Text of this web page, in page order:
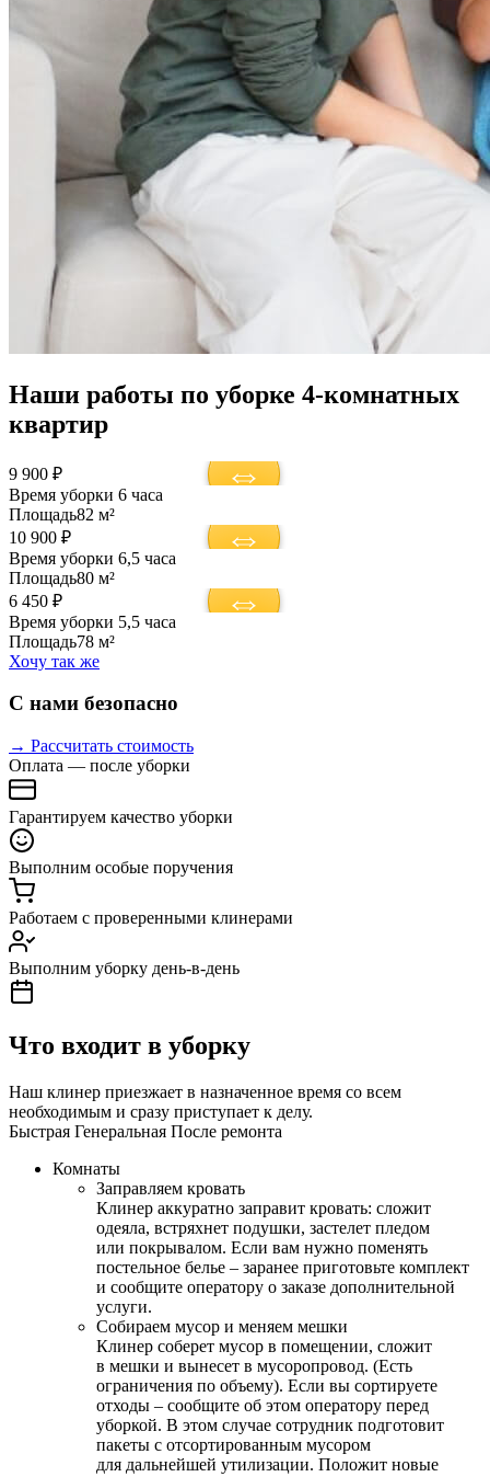
Наши работы по уборке 4-комнатных
квартир
9 900 ₽
Время уборки 6 часа
Площадь82 м²
10 900 ₽
Время уборки 6,5 часа
Площадь80 м²
6 450 ₽
Время уборки 5,5 часа
Площадь78 м²
Хочу так же
С нами безопасно
→ Рассчитать стоимость
Оплата — после уборки
Гарантируем качество уборки
Выполним особые поручения
Работаем с проверенными клинерами
Выполним уборку день-в-день
Что входит в уборку
Наш клинер приезжает в назначенное время со всем
необходимым и сразу приступает к делу.
Быстрая Генеральная После ремонта
Комнаты
Заправляем кровать
Клинер аккуратно заправит кровать: сложит
одеяла, встряхнет подушки, застелет пледом
или покрывалом. Если вам нужно поменять
постельное белье – заранее приготовьте комплект
и сообщите оператору о заказе дополнительной
услуги.
Собираем мусор и меняем мешки
Клинер соберет мусор в помещении, сложит
в мешки и вынесет в мусоропровод. (Есть
ограничения по объему). Если вы сортируете
отходы – сообщите об этом оператору перед
уборкой. В этом случае сотрудник подготовит
пакеты с отсортированным мусором
для дальнейшей утилизации. Положит новые